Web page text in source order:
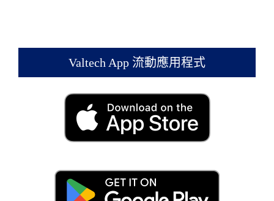
Valtech App 流動應用程式